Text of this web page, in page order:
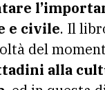
e civile. Il
del
alla